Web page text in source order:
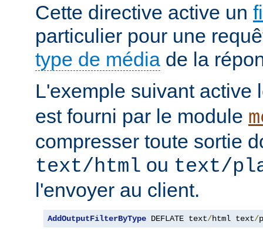
Cette directive active un
particulier pour une
type de média de la
L'exemple suivant active
est fourni par le module
compresser toute sortie
text/html ou text/
l'envoyer au client.
AddOutputFilterByType DEFLATE text/html text/